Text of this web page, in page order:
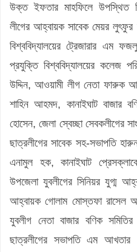
উক্ত ইফতার মাহফিলে উপস্থিত
লীগের আহ্বায়ক সাবেক মেয়র লুৎফুর
বিশ্ববিদ্যালয়ের ট্রেজারার এম
প্রযুক্তি বিশ্ববিদ্যালয়ের কলেজ
উদ্দিন, আওয়ামী লীগ নেতা ফারুক
শাহিন আহমদ, কানাইঘাট বাজার
হোসেন, জেলা স্বেচ্ছা সেবকলীগের
ছাত্রলীগের সাবেক সহ-সভাপতি
এনামুল হক, কানাইঘাট
উপজেলা যুবলীগের সিনিয়র যুগ্ম
আহ্বায়ক গোলাম মোস্তফা রাসেল
যুবলীগ নেতা বাজার বণিক
ছাত্রলীগের সভাপতি এম আখতার